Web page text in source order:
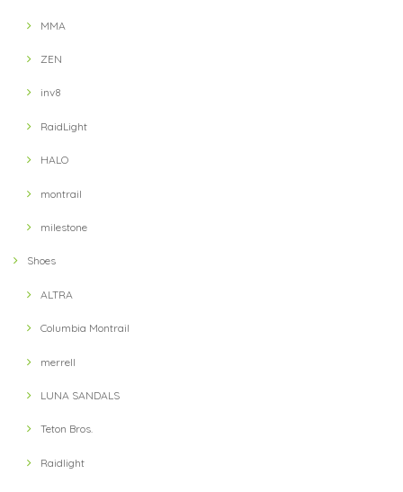
MMA
ZEN
inv8
RaidLight
HALO
montrail
milestone
Shoes
ALTRA
Columbia Montrail
merrell
LUNA SANDALS
Teton Bros.
Raidlight